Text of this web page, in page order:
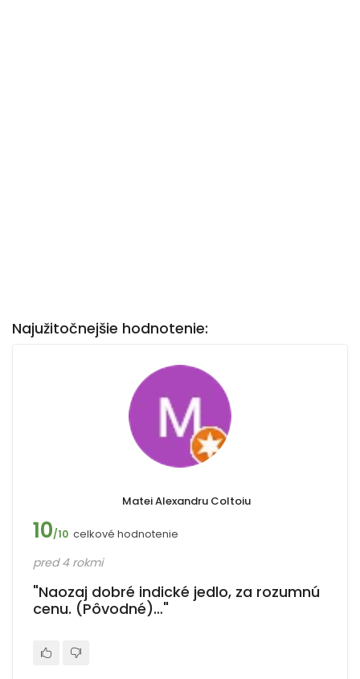
Najužitočnejšie hodnotenie:
Matei Alexandru Coltoiu
10/10 celkové hodnotenie
pred 4 rokmi
"Naozaj dobré indické jedlo, za rozumnú
cenu. (Pôvodné)…"